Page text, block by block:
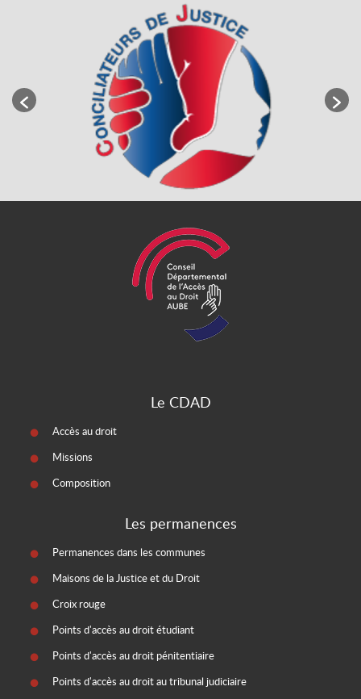
Le CDAD
Accès au droit
Missions
Composition
Les permanences
Permanences dans les communes
Maisons de la Justice et du Droit
Croix rouge
Points d'accès au droit étudiant
Points d'accès au droit pénitentiaire
Points d'accès au droit au tribunal judiciaire